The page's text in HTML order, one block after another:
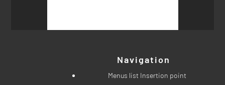
Navigation
Menus list Insertion point